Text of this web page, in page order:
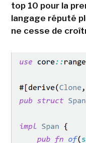
top 10 pour la
langage réputé
ne cesse de